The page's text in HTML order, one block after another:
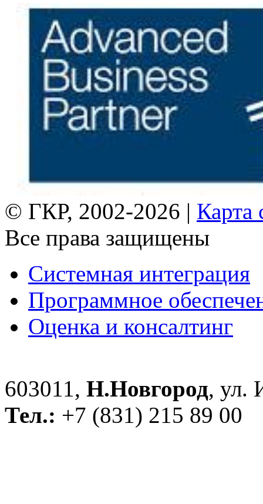
© ГКР, 2002-2026 | Карта
Все права защищены
Системная интеграция
Программное
Оценка и консалтинг
603011, Н.Новгород, ул.
Тел.: +7 (831) 215 89 00